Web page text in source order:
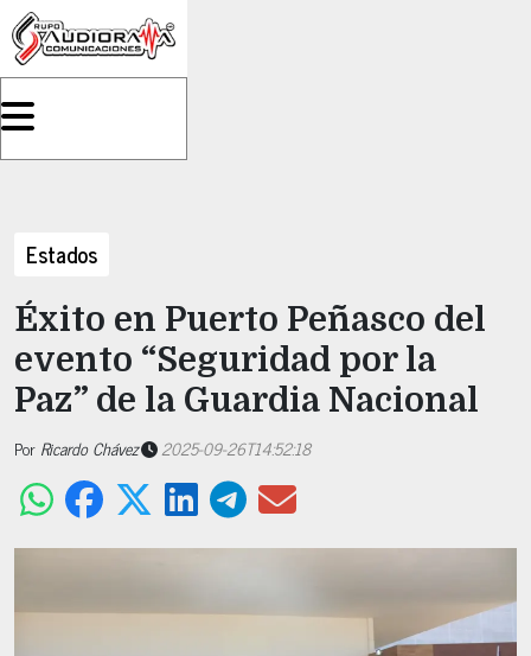
Estados
Éxito en Puerto Peñasco del
evento “Seguridad por la
Paz” de la Guardia Nacional
Por Ricardo Chávez 2025-09-26T14:52:18